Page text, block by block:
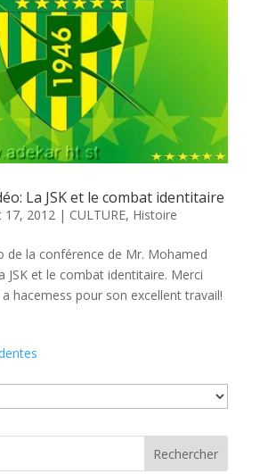
La JSK et le combat identitaire
17, 2012| CULTURE, Histoire
de la conférence de Mr. Mohamed
JSK et le combat identitaire. Merci
hacemess pour son excellent travail!
Rechercher